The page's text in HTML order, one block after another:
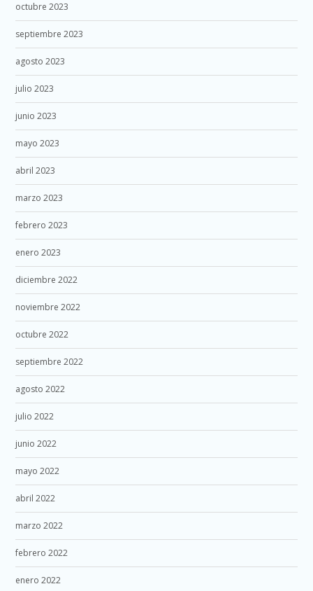
octubre 2023
septiembre 2023
agosto 2023
julio 2023
junio 2023
mayo 2023
abril 2023
marzo 2023
febrero 2023
enero 2023
diciembre 2022
noviembre 2022
octubre 2022
septiembre 2022
agosto 2022
julio 2022
junio 2022
mayo 2022
abril 2022
marzo 2022
febrero 2022
enero 2022